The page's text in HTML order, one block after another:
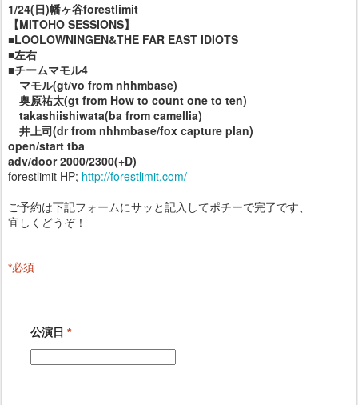
1/24(日)幡ヶ谷forestlimit
【MITOHO SESSIONS】
■LOOLOWNINGEN&THE FAR EAST IDIOTS
■左右
■チームマモル4
マモル(gt/vo from nhhmbase)
奥原祐太(gt from How to count one to ten)
takashiishiwata(ba from camellia)
井上司(dr from nhhmbase/fox capture plan)
open/start tba
adv/door 2000/2300(+D)
forestlimit HP; http://forestlimit.com/
ご予約は下記フォームにサッと記入してポチーで完了です、
宜しくどうぞ！
*必須
公演日 *